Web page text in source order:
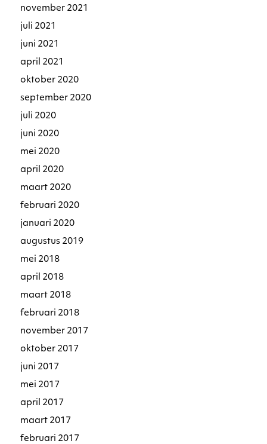
november 2021
juli 2021
juni 2021
april 2021
oktober 2020
september 2020
juli 2020
juni 2020
mei 2020
april 2020
maart 2020
februari 2020
januari 2020
augustus 2019
mei 2018
april 2018
maart 2018
februari 2018
november 2017
oktober 2017
juni 2017
mei 2017
april 2017
maart 2017
februari 2017